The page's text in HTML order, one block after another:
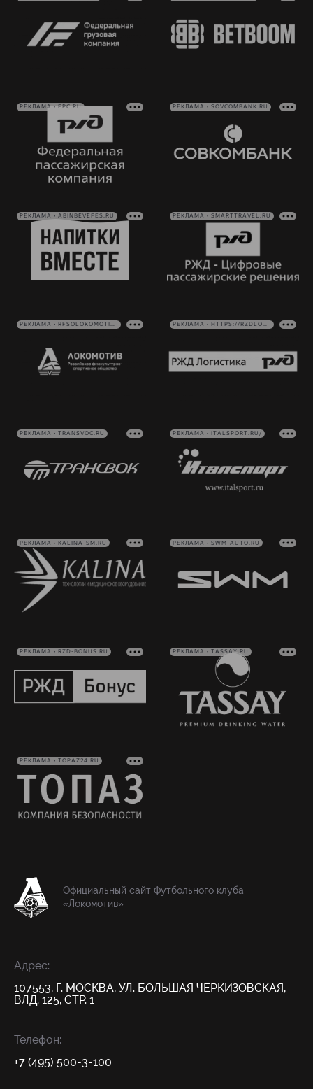
РЕКЛАМА • FPC.RU РЕКЛАМА • SOVCOMBANK.RU
РЕКЛАМА • ABINBEVEFES.RU РЕКЛАМА • SMARTTRAVEL.RU
РЕКЛАМА • RFSOLOKOMOTIV.RU РЕКЛАМА • HTTPS://RZDLOG.RU/
РЕКЛАМА • TRANSVOC.RU РЕКЛАМА • ITALSPORT.RU/
РЕКЛАМА • KALINA-SM.RU РЕКЛАМА • SWM-AUTO.RU
РЕКЛАМА • RZD-BONUS.RU РЕКЛАМА • TASSAY.RU
РЕКЛАМА • TOPAZ24.RU
Официальный сайт Футбольного клуба
«Локомотив»
Адрес:
107553, Г. МОСКВА, УЛ. БОЛЬШАЯ ЧЕРКИЗОВСКАЯ,
ВЛД. 125, СТР. 1
Телефон:
+7 (495) 500-3-100